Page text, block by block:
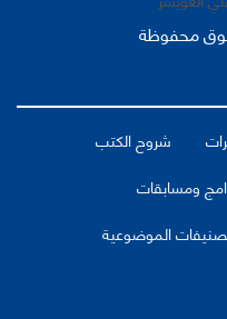
شروح الكتب
ومسابقات
الموضوعية